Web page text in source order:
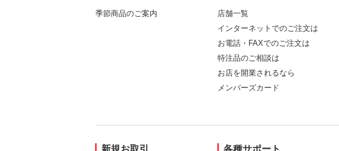
季節商品のご案内
店舗一覧
インターネットでのご注文は
お電話・FAXでのご注文は
特注品のご相談は
お店を開業されるなら
メンバーズカード
新規お取引 各種サポート